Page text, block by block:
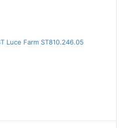
Luce Farm ST810.246.05